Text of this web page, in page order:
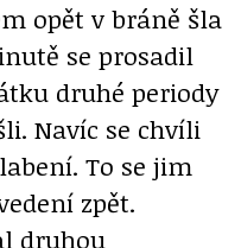
opět v bráně šla
se prosadil
druhé periody
Navíc se chvíli
To se jim
zpět.
druhou